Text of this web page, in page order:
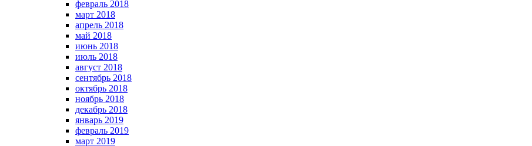
февраль 2018
март 2018
апрель 2018
май 2018
июнь 2018
июль 2018
август 2018
сентябрь 2018
октябрь 2018
ноябрь 2018
декабрь 2018
январь 2019
февраль 2019
март 2019